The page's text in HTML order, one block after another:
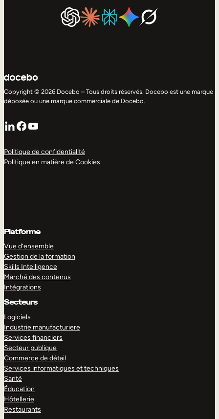
Copyright © 2026 Docebo – Tous droits réservés. Docebo est une marque
déposée ou une marque commerciale de Docebo.
LinkedIn
Facebook
YouTube
Politique de confidentialité
Politique en matière de Cookies
Platforme
Vue d’ensemble
Gestion de la formation
Skills Intelligence
Marché des contenus
Intégrations
Secteurs
Logiciels
Industrie manufacturiere
Services financiers
Secteur publique
Commerce de détail
Services informatiques et techniques
Santé
Éducation
Hôtellerie
Restaurants